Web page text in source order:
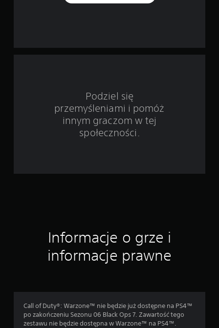
t
0
Podziel się
przemyśleniami i pomóż
innym graczom w tej
społeczności.
Informacje o grze i
informacje prawne
Call of Duty®: Warzone™ nie będzie już dostępne na PS4™
po zakończeniu Sezonu 06 Black Ops 7. Zawartość tego
zestawu nie będzie dostępna w Warzone™ na PS4™.